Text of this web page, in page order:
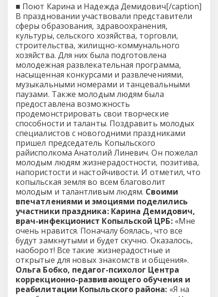
■ Поют Карина и Надежда Демидович[/caption]
В праздновании участвовали представители
сферы образования, здравоохранения,
культуры, сельского хозяйства, торговли,
строительства, жилищно-коммунального
хозяйства. Для них была подготовлена
молодежная развлекательная программа,
насыщенная конкурсами и развлечениями,
музыкальными номерами и танцевальными
паузами. Также молодым людям была
предоставлена возможность
продемонстрировать свои творческие
способности и таланты. Поздравить молодых
специалистов с новогодними праздниками
пришел председатель Копыльского
райисполкома Анатолий Линевич. Он пожелал
молодым людям жизнерадостности, позитива,
напористости и настойчивости. И отметил, что
копыльская земля во всем благоволит
молодым и талантливым людям. Своими
впечатлениями и эмоциями поделились
участники праздника: Карина Демидович,
врач-инфекционист Копыльской ЦРБ:«Мне
очень нравится. Поначалу боялась, что все
будут замкнутыми и будет скучно. Оказалось,
наоборот! Все такие жизнерадостные и
открытые для новых знакомств и общения».
Ольга Бобко, педагог-психолог Центра
коррекционно-развивающего обучения и
реабилитации Копыльского района: «Я на